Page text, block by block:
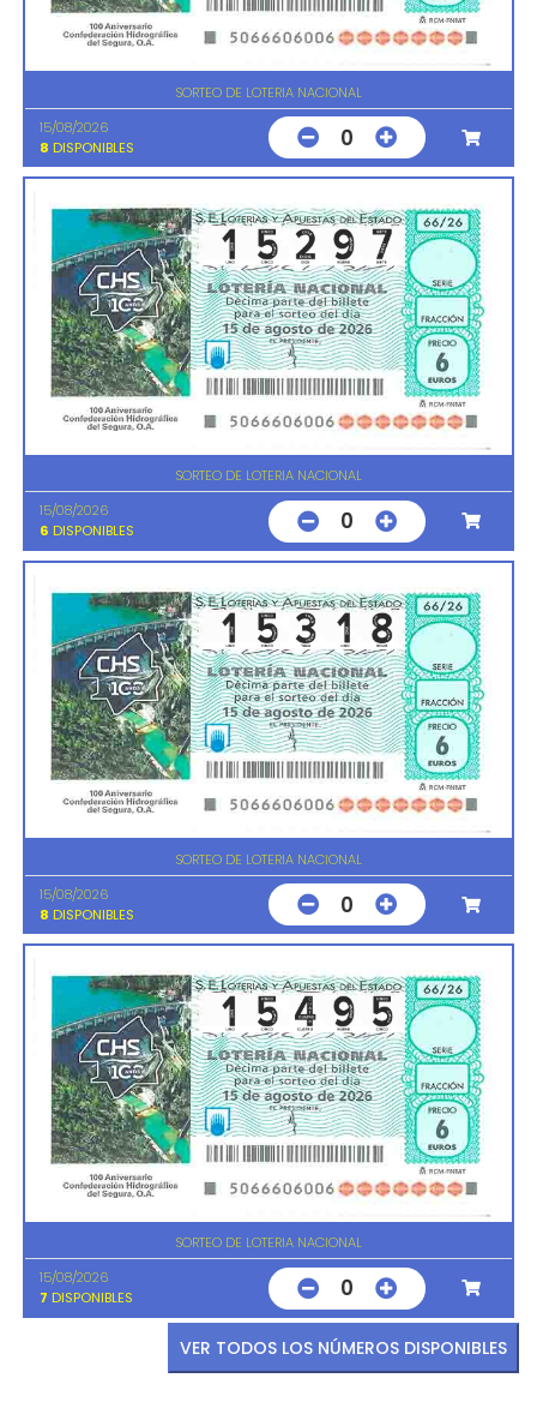
SORTEO DE LOTERIA NACIONAL
15/08/2026
8 DISPONIBLES 0
SORTEO DE LOTERIA NACIONAL
15/08/2026
6 DISPONIBLES 0
SORTEO DE LOTERIA NACIONAL
15/08/2026
8 DISPONIBLES 0
SORTEO DE LOTERIA NACIONAL
15/08/2026
7 DISPONIBLES 0
VER TODOS LOS NÚMEROS DISPONIBLES